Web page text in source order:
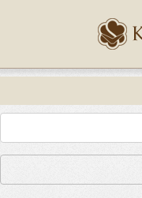
Epostanız (*)